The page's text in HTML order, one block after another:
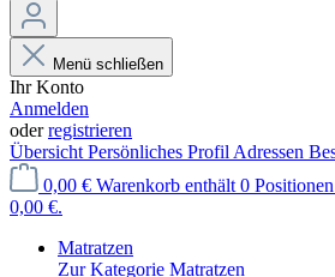
Menü schließen
Ihr Konto
Anmelden
oderregistrieren
Übersicht Persönliches Profil Adressen
0,00 € Warenkorb enthält 0
0,00 €.
Matratzen
Zur Kategorie Matratzen